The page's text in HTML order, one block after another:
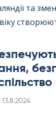
та
Kirjoitettu
13.8.2024